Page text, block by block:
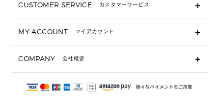
▶ 小物すべて
定期ケース・カードケース・名刺入れ
スニーカー
CUSTOMER SERVICE カスタマーサービス
ギフト用にラッピングができますか？
ショッピングバッグを購入商品分送ってもらえますか？
注文後に完了メールが受信できないのですが？
サイズ交換はできますか？
MY ACCOUNT マイアカウント
COMPANY 会社概要
会社概要